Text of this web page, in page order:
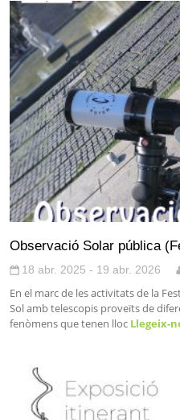
Observació Solar pública
18 abr. 2025 - 19 abr. 2026
En el marc de les activitats de la
Sol amb telescopis proveïts de
fenòmens que tenen lloc Llegeix-